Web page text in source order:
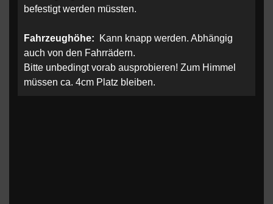
befestigt werden müssten.
Fahrzeughöhe:
Kann knapp werden. Abhängig
auch von den Fahrrädern.
Bitte unbedingt vorab ausprobieren! Zum Himmel
müssen ca. 4cm Platz bleiben.